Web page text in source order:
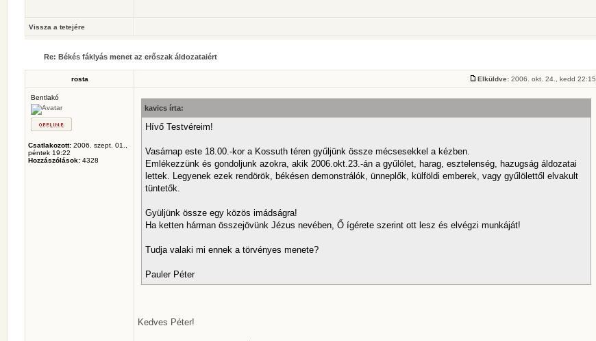
Vissza a tetejére
Re: Békés fáklyás menet az erőszak áldozataiért
rosta Elküldve: 2006. okt. 24., kedd 22:15
Bentlakó
Csatlakozott: 2006. szept. 01.,
péntek 19:22
Hozzászólások: 4328
kavics írta:
Hívő Testvéreim!
Vasárnap este 18.00.-kor a Kossuth téren gyűljünk össze mécsesekkel a kézben.
Emlékezzünk és gondoljunk azokra, akik 2006.okt.23.-án a gyűlölet, harag, esztelenség, hazugság áldozatai
lettek. Legyenek ezek rendörök, békésen demonstrálók, ünneplők, külföldi emberek, vagy gyűlölettől elvakult
tüntetők.
Gyüljünk össze egy közös imádságra!
Ha ketten hárman összejövünk Jézus nevében, Ő ígérete szerint ott lesz és elvégzi munkáját!
Tudja valaki mi ennek a törvényes menete?
Pauler Péter
Kedves Péter!